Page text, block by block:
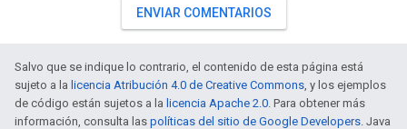
ENVIAR COMENTARIOS
Salvo que se indique lo contrario, el contenido de esta página está
sujeto a la licencia Atribución 4.0 de Creative Commons, y los ejemplos
de código están sujetos a la licencia Apache 2.0. Para obtener más
información, consulta las políticas del sitio de Google Developers. Java